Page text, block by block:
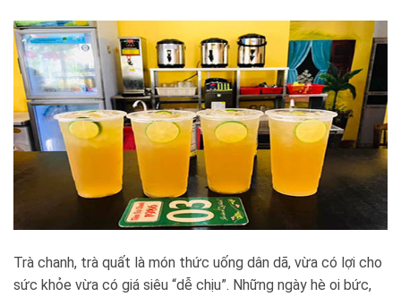
Trà chanh, trà quất là món thức uống dân dã, vừa có lợi cho
sức khỏe vừa có giá siêu “dễ chịu”. Những ngày hè oi bức,